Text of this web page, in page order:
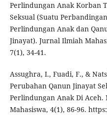
Perlindungan Anak Korban
Seksual (Suatu
Perlindungan Anak dan
Jinayat). Jurnal Ilmiah
7(1), 34-41.
Assughra, I., Fuadi, F., &
Perubahan Qanun Jinayat
Perlindungan Anak Di
Mahasiswa, 4(1), 86-96.